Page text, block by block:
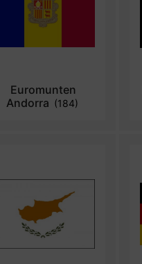
Euromunten
Andorra (184)